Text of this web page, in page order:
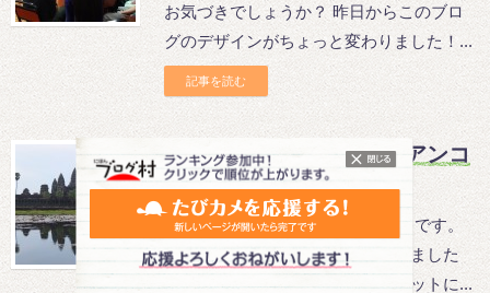
お気づきでしょうか？ 昨日からこのブロ
グのデザインがちょっと変わりました！...
記事を読む
本格遺跡サイクリング『アンコ
ールワット』
チョムリアップ・スオ！ ヒロアキです。
昨日はベンメリア遺跡に行ってきました
が、今日はいよいよアンコールワットに...